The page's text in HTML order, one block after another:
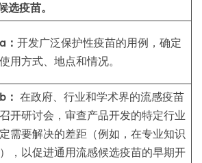
选疫苗。
： 开发广泛保护性疫苗的用例，确定
用方式、地点和情况。
： 在政府、行业和学术界的流感疫苗
开研讨会，审查产品开发的特定行业
需要解决的差距（例如，在专业知识
，以促进通用流感候选疫苗的早期开